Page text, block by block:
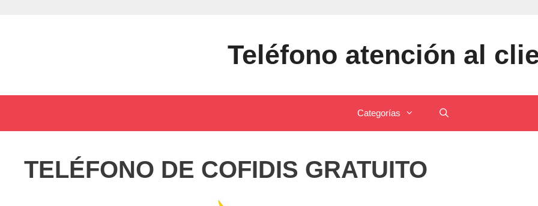
Teléfono atención al
Categorías
TELÉFONO DE COFIDIS GRATUITO